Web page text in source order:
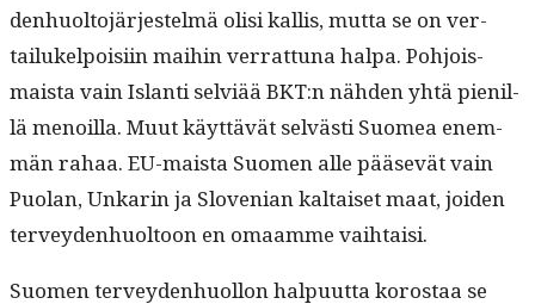
den­huolto­jär­jestelmä olisi kallis, mut­ta se on ver­
tailukelpoisi­in mai­hin ver­rat­tuna hal­pa. Pohjo­is­
maista vain Islanti selviää BKT:n näh­den yhtä pie­nil­
lä menoil­la. Muut käyt­tävät selvästi Suomea enem­
män rahaa. EU-maista Suomen alle pää­sevät vain
Puolan, Unkarin ja Sloven­ian kaltaiset maat, joiden
ter­vey­den­huoltoon en omaamme vaihtaisi.
Suomen ter­vey­den­huol­lon halpu­ut­ta korostaa se